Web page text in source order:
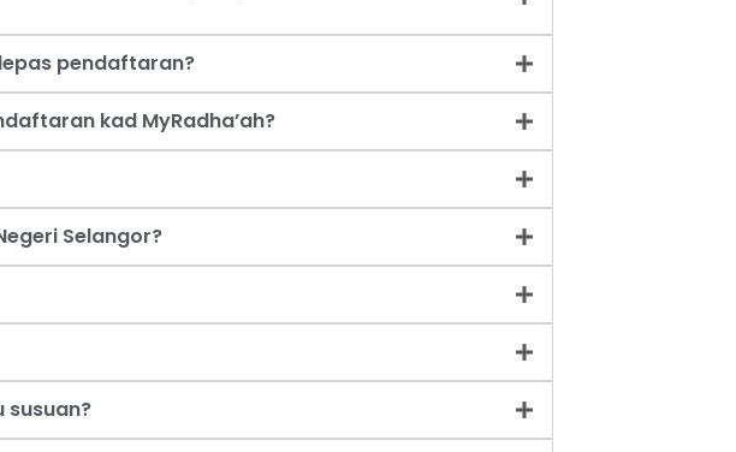
pendaftaran?
kad MyRadha’ah?
Selangor?
susuan?